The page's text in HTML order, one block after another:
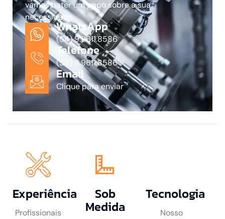
vamos bater um papo sobre a sua
necessidade.
WhatsApp
(54) 9.9611.8586
Telefone
(54) 9.9611.8586
Email
Clique para enviar
Experiência
Profissionais
Sob
Medida
Tecnologia
Nosso